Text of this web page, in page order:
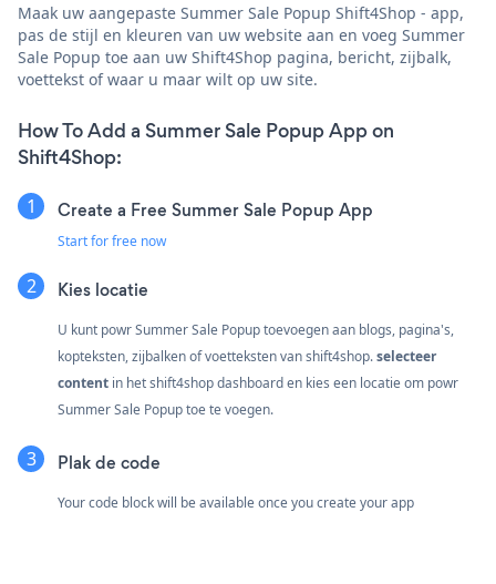
Maak uw aangepaste Summer Sale Popup Shift4Shop - app,
pas de stijl en kleuren van uw website aan en voeg Summer
Sale Popup toe aan uw Shift4Shop pagina, bericht, zijbalk,
voettekst of waar u maar wilt op uw site.
How To Add a Summer Sale Popup App on
Shift4Shop:
Create a Free Summer Sale Popup App
Start for free now
Kies locatie
U kunt powr Summer Sale Popup toevoegen aan blogs, pagina's,
kopteksten, zijbalken of voetteksten van shift4shop.selecteer
content in het shift4shop dashboard en kies een locatie om powr
Summer Sale Popup toe te voegen.
Plak de code
Your code block will be available once you create your app